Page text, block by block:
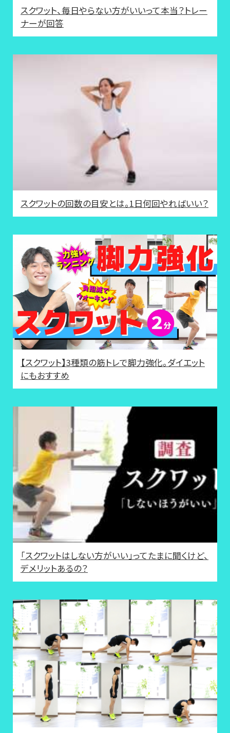
スクワット、毎日やらない方がいいって本当？トレー
ナーが回答
スクワットの回数の目安とは。1日何回やればいい？
【スクワット】3種類の筋トレで脚力強化。ダイエット
にもおすすめ
「スクワットはしない方がいい」ってたまに聞くけど、
デメリットあるの？